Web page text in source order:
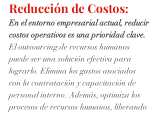
Reducción de Costos:
En el entorno empresarial actual, reducir
costos operativos es una prioridad clave.
El outsourcing de recursos humanos
puede ser una solución efectiva para
lograrlo. Elimina los gastos asociados
con la contratación y capacitación de
personal interno. Además, optimiza los
procesos de recursos humanos, liberando